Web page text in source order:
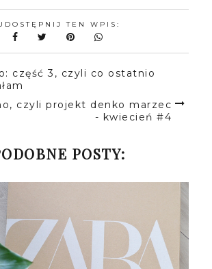
TEN WPIS:
część 3, czyli co ostatnio
czyli projekt denko marzec
- kwiecień #4
POSTY: